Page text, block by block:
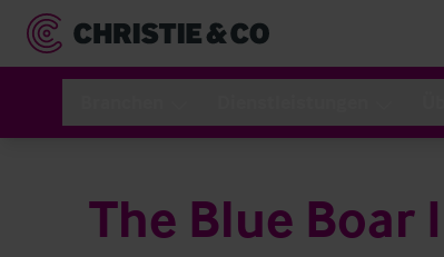
The Blue Boar